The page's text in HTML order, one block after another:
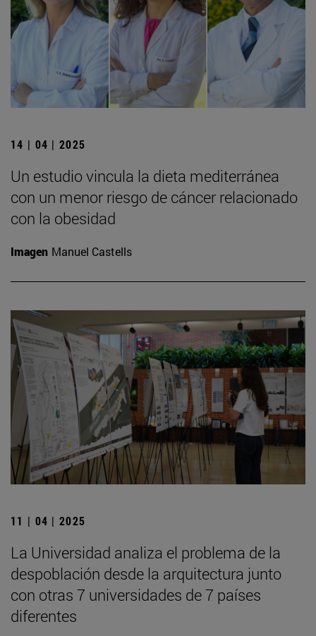
14 | 04 | 2025
Un estudio vincula la dieta mediterránea
con un menor riesgo de cáncer relacionado
con la obesidad
Imagen Manuel Castells
11 | 04 | 2025
La Universidad analiza el problema de la
despoblación desde la arquitectura junto
con otras 7 universidades de 7 países
diferentes